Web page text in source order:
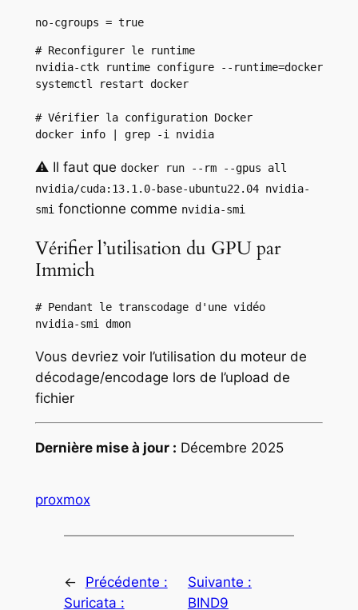
no-cgroups = true
# Reconfigurer le runtime
nvidia-ctk runtime configure --runtime=docker
systemctl restart docker
# Vérifier la configuration Docker
docker info | grep -i nvidia
⚠️ Il faut que docker run --rm --gpus all
nvidia/cuda:13.1.0-base-ubuntu22.04 nvidia-
smi fonctionne comme nvidia-smi
Vérifier l’utilisation du GPU par
Immich
# Pendant le transcodage d'une vidéo
nvidia-smi dmon
Vous devriez voir l’utilisation du moteur de
décodage/encodage lors de l’upload de
fichier
Dernière mise à jour : Décembre 2025
proxmox
←
Précédente :
Suricata :
Suivante :
BIND9